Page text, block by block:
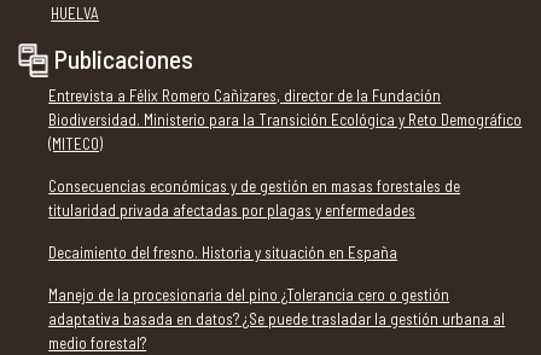
HUELVA
Publicaciones
Entrevista a Félix Romero Cañizares, director de la Fundación
Biodiversidad. Ministerio para la Transición Ecológica y Reto Demográfico
(MITECO)
Consecuencias económicas y de gestión en masas forestales de
titularidad privada afectadas por plagas y enfermedades
Decaimiento del fresno. Historia y situación en España
Manejo de la procesionaria del pino ¿Tolerancia cero o gestión
adaptativa basada en datos? ¿Se puede trasladar la gestión urbana al
medio forestal?